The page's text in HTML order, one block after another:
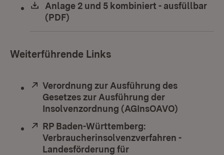
Download:
Anlage 2 und 5 kombiniert - ausfüllbar
(PDF)
Weiterführende Links
Extern:
Verordnung zur Ausführung des
Gesetzes zur Ausführung der
Insolvenzordnung (AGInsOAVO)
Extern:
RP Baden-Württemberg:
Verbraucherinsolvenzverfahren -
Landesförderung für